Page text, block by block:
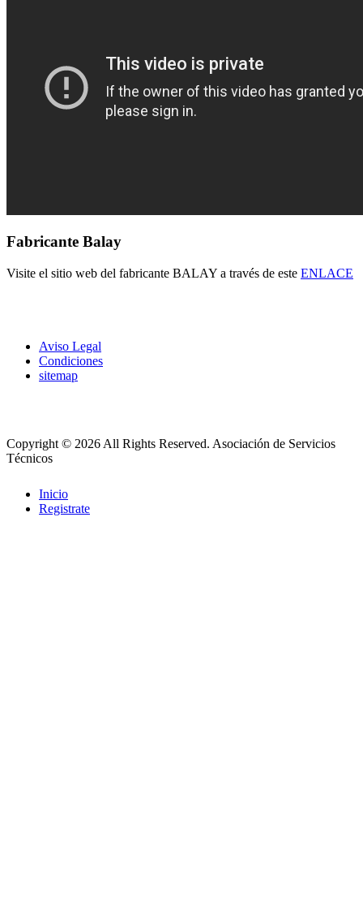
Fabricante Balay
Visite el sitio web del fabricante BALAY a través de este ENLACE
Aviso Legal
Condiciones
sitemap
Copyright © 2026 All Rights Reserved. Asociación de Servicios
Técnicos
Inicio
Registrate